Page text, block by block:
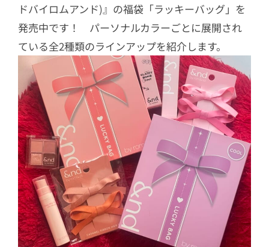
ドバイロムアンド)』の福袋「ラッキーバッグ」を
発売中です！ パーソナルカラーごとに展開され
ている全2種類のラインアップを紹介します。